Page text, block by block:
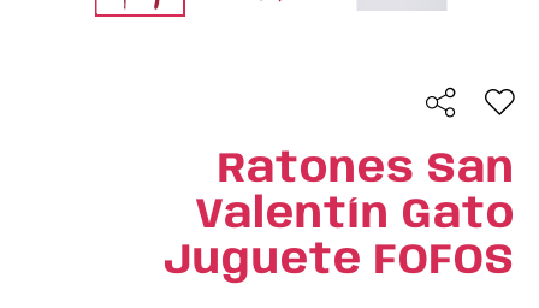
Ratones San
Valentín Gato
Juguete FOFOS